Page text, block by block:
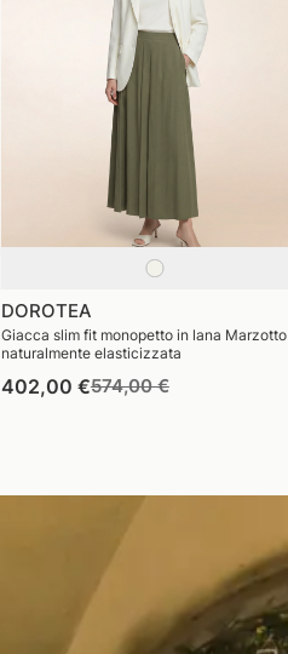
DOROTEA
Giacca slim fit monopetto in lana Marzotto
naturalmente elasticizzata
402,00 €Prezzo
574,00 €Prezzo